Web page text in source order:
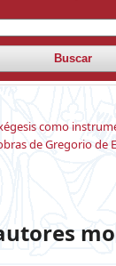
Buscar
como
de Gregorio de